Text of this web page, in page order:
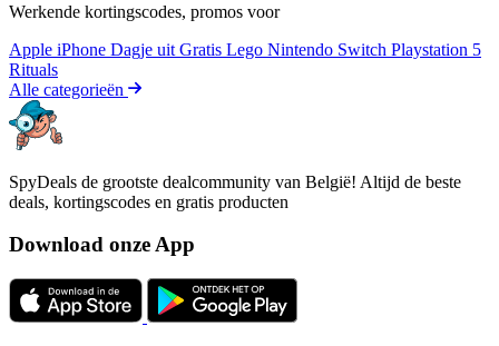
Werkende kortingscodes, promos voor
Apple iPhone Dagje uit Gratis Lego Nintendo Switch Playstation 5
Rituals
Alle categorieën
SpyDeals de grootste dealcommunity van België! Altijd de beste
deals, kortingscodes en gratis producten
Download onze App